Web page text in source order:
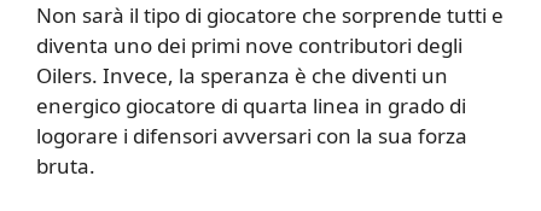
Non sarà il tipo di giocatore che sorprende tutti e
diventa uno dei primi nove contributori degli
Oilers. Invece, la speranza è che diventi un
energico giocatore di quarta linea in grado di
logorare i difensori avversari con la sua forza
bruta.